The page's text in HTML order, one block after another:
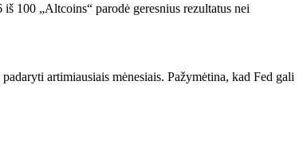
100 „Altcoins“ parodė geresnius rezultatus nei
artimiausiais mėnesiais. Pažymėtina, kad Fed gali